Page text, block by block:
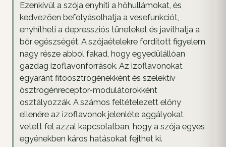
Ezenkívül a szója enyhíti a hőhullámokat, és
kedvezően befolyásolhatja a vesefunkciót,
enyhítheti a depressziós tüneteket és javíthatja a
bőr egészségét. A szójaételekre fordított figyelem
nagy része abból fakad, hogy egyedülállóan
gazdag izoflavonforrások. Az izoflavonokat
egyaránt fitoösztrogénekként és szelektív
ösztrogénreceptor-modulátorokként
osztályozzák. A számos feltételezett előny
ellenére az izoflavonok jelenléte aggályokat
vetett fel azzal kapcsolatban, hogy a szója egyes
egyénekben káros hatásokat fejthet ki.